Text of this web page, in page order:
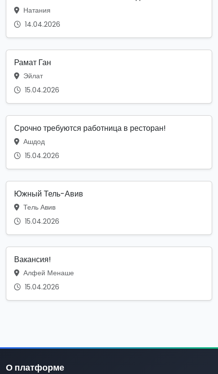
Натания
14.04.2026
Рамат Ган
Эйлат
15.04.2026
Срочно требуются работница в ресторан!
Ашдод
15.04.2026
Южный Тель-Авив
Тель Авив
15.04.2026
Вакансия!
Алфей Менаше
15.04.2026
О платформе